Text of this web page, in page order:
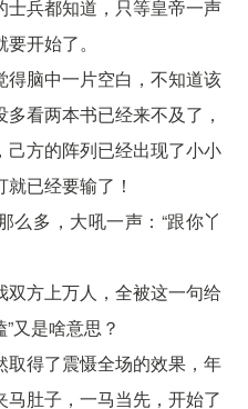
兵都知道，只等皇帝一声
开始了。
得脑中一片空白，不知道该
看两本书已经来不及了，
方的阵列已经出现了小小
已经要输了！
么多，大吼一声：“跟你丫
双方上万人，全被这一句给
又是啥意思？
取得了震慑全场的效果，年
肚子，一马当先，开始了